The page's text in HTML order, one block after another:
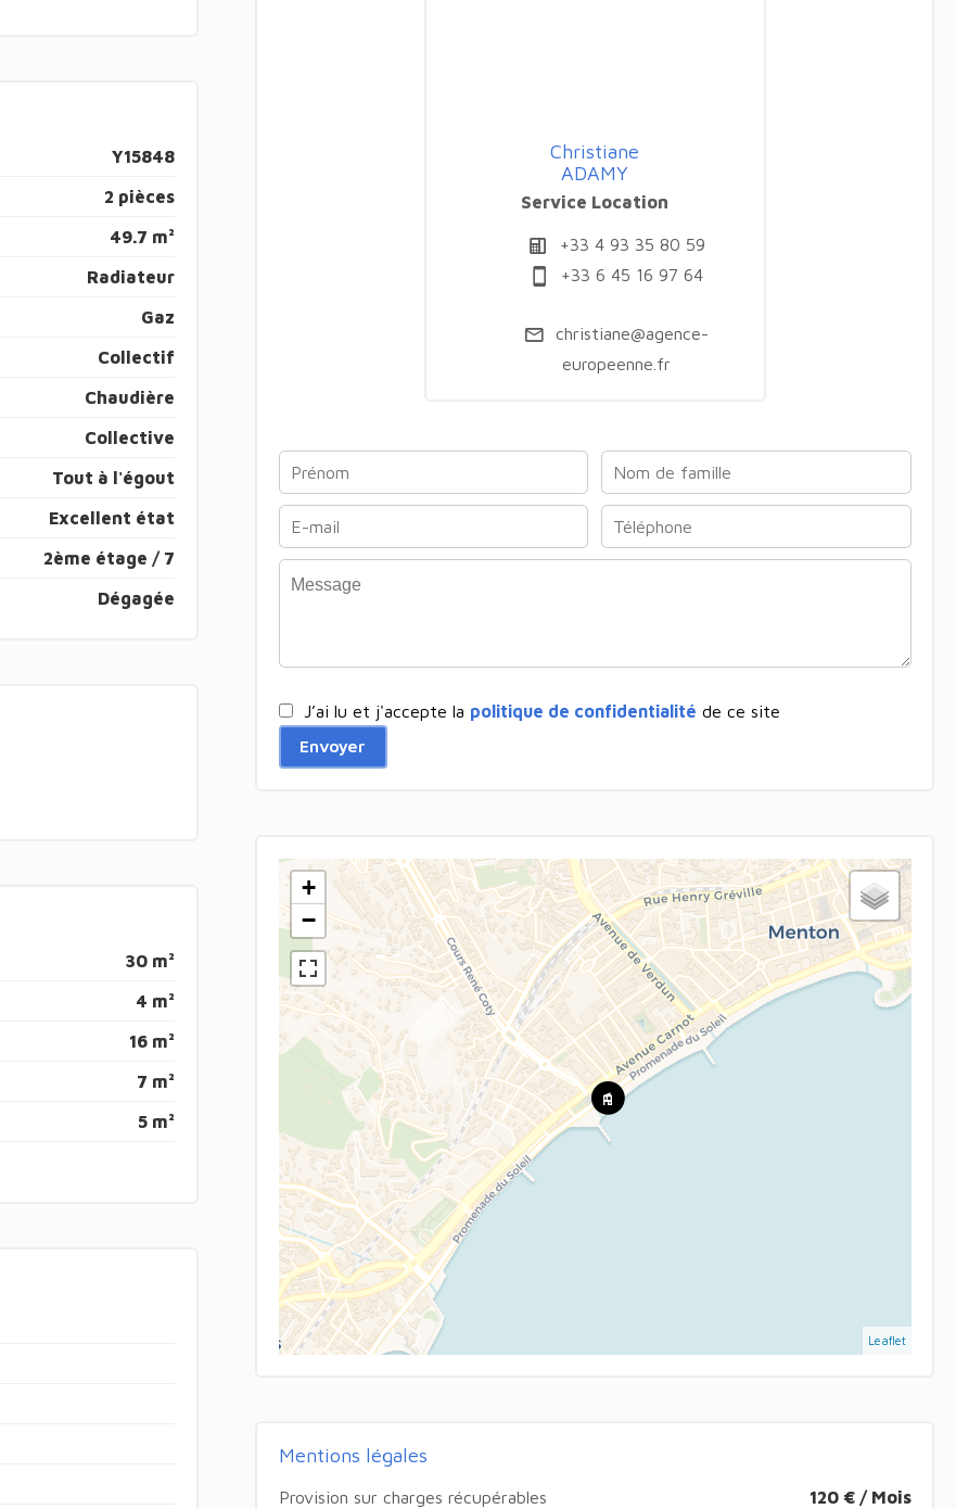
Y15848
2 pièces
49.7 m²
Radiateur
Gaz
Collectif
Chaudière
Collective
Tout à l'égout
Excellent état
2ème étage / 7
Dégagée
30 m²
4 m²
16 m²
7 m²
5 m²
Christiane
ADAMY
Service Location
+33 4 93 35 80 59
+33 6 45 16 97 64
christiane@agence-
europeenne.fr
J’ai lu et j'accepte la politique de confidentialité de ce site
Envoyer
+
−
Leaflet
Mentions légales
Provision sur charges récupérables 120 € / Mois